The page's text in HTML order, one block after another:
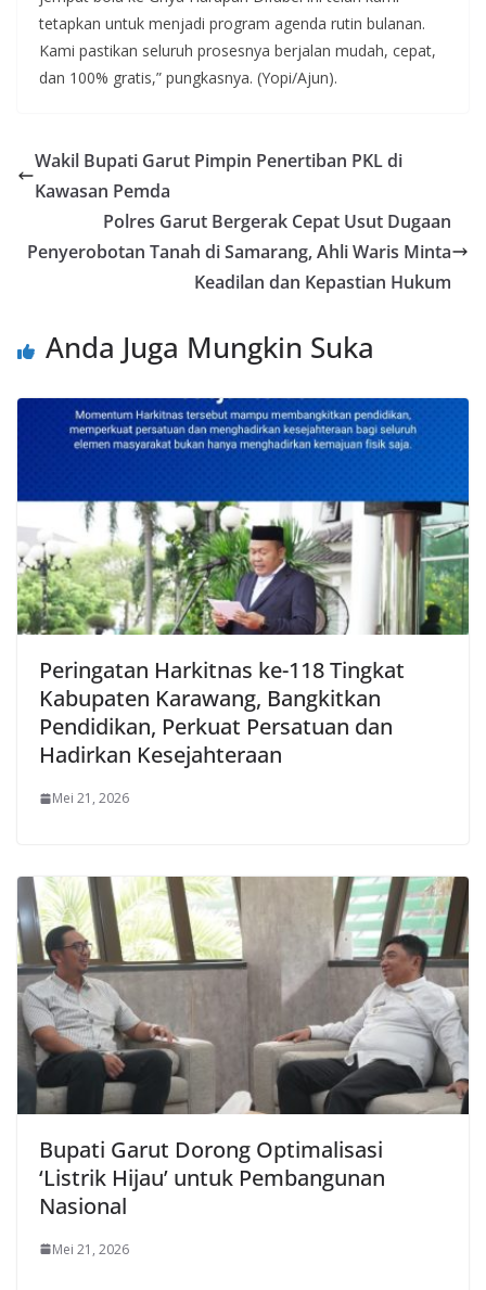
tetapkan untuk menjadi program agenda rutin bulanan.
Kami pastikan seluruh prosesnya berjalan mudah, cepat,
dan 100% gratis,” pungkasnya. (Yopi/Ajun).
Wakil Bupati Garut Pimpin Penertiban PKL di
Kawasan Pemda
Polres Garut Bergerak Cepat Usut Dugaan
Penyerobotan Tanah di Samarang, Ahli Waris Minta
Keadilan dan Kepastian Hukum
Anda Juga Mungkin Suka
Peringatan Harkitnas ke-118 Tingkat
Kabupaten Karawang, Bangkitkan
Pendidikan, Perkuat Persatuan dan
Hadirkan Kesejahteraan
Mei 21, 2026
Bupati Garut Dorong Optimalisasi
‘Listrik Hijau’ untuk Pembangunan
Nasional
Mei 21, 2026